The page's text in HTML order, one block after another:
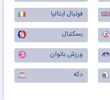
فوتبال ایتالیا
بسکتبال
ورزش بانوان
دکه